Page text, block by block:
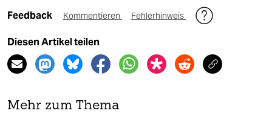
Feedback Kommentieren Fehlerhinweis
Diesen Artikel teilen
Mehr zum Thema